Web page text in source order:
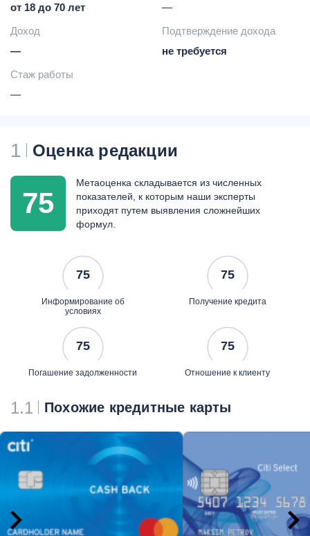
представителем по всей
России
от 18 до 70 лет
—
Доход
—
Подтверждение дохода
не требуется
Стаж работы
—
1 Оценка редакции
75
Метаоценка складывается из численных
показателей, к которым наши эксперты
приходят путем выявления сложнейших
формул.
75
Информирование об
условиях
75
Получение кредита
75
Погашение задолженности
75
Отношение к клиенту
1.1 Похожие кредитные карты